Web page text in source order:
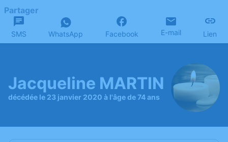
Partager
SMS WhatsApp Facebook E-mail Lien
Jacqueline MARTIN
décédée le 23 janvier 2020 à l'âge de 74 ans